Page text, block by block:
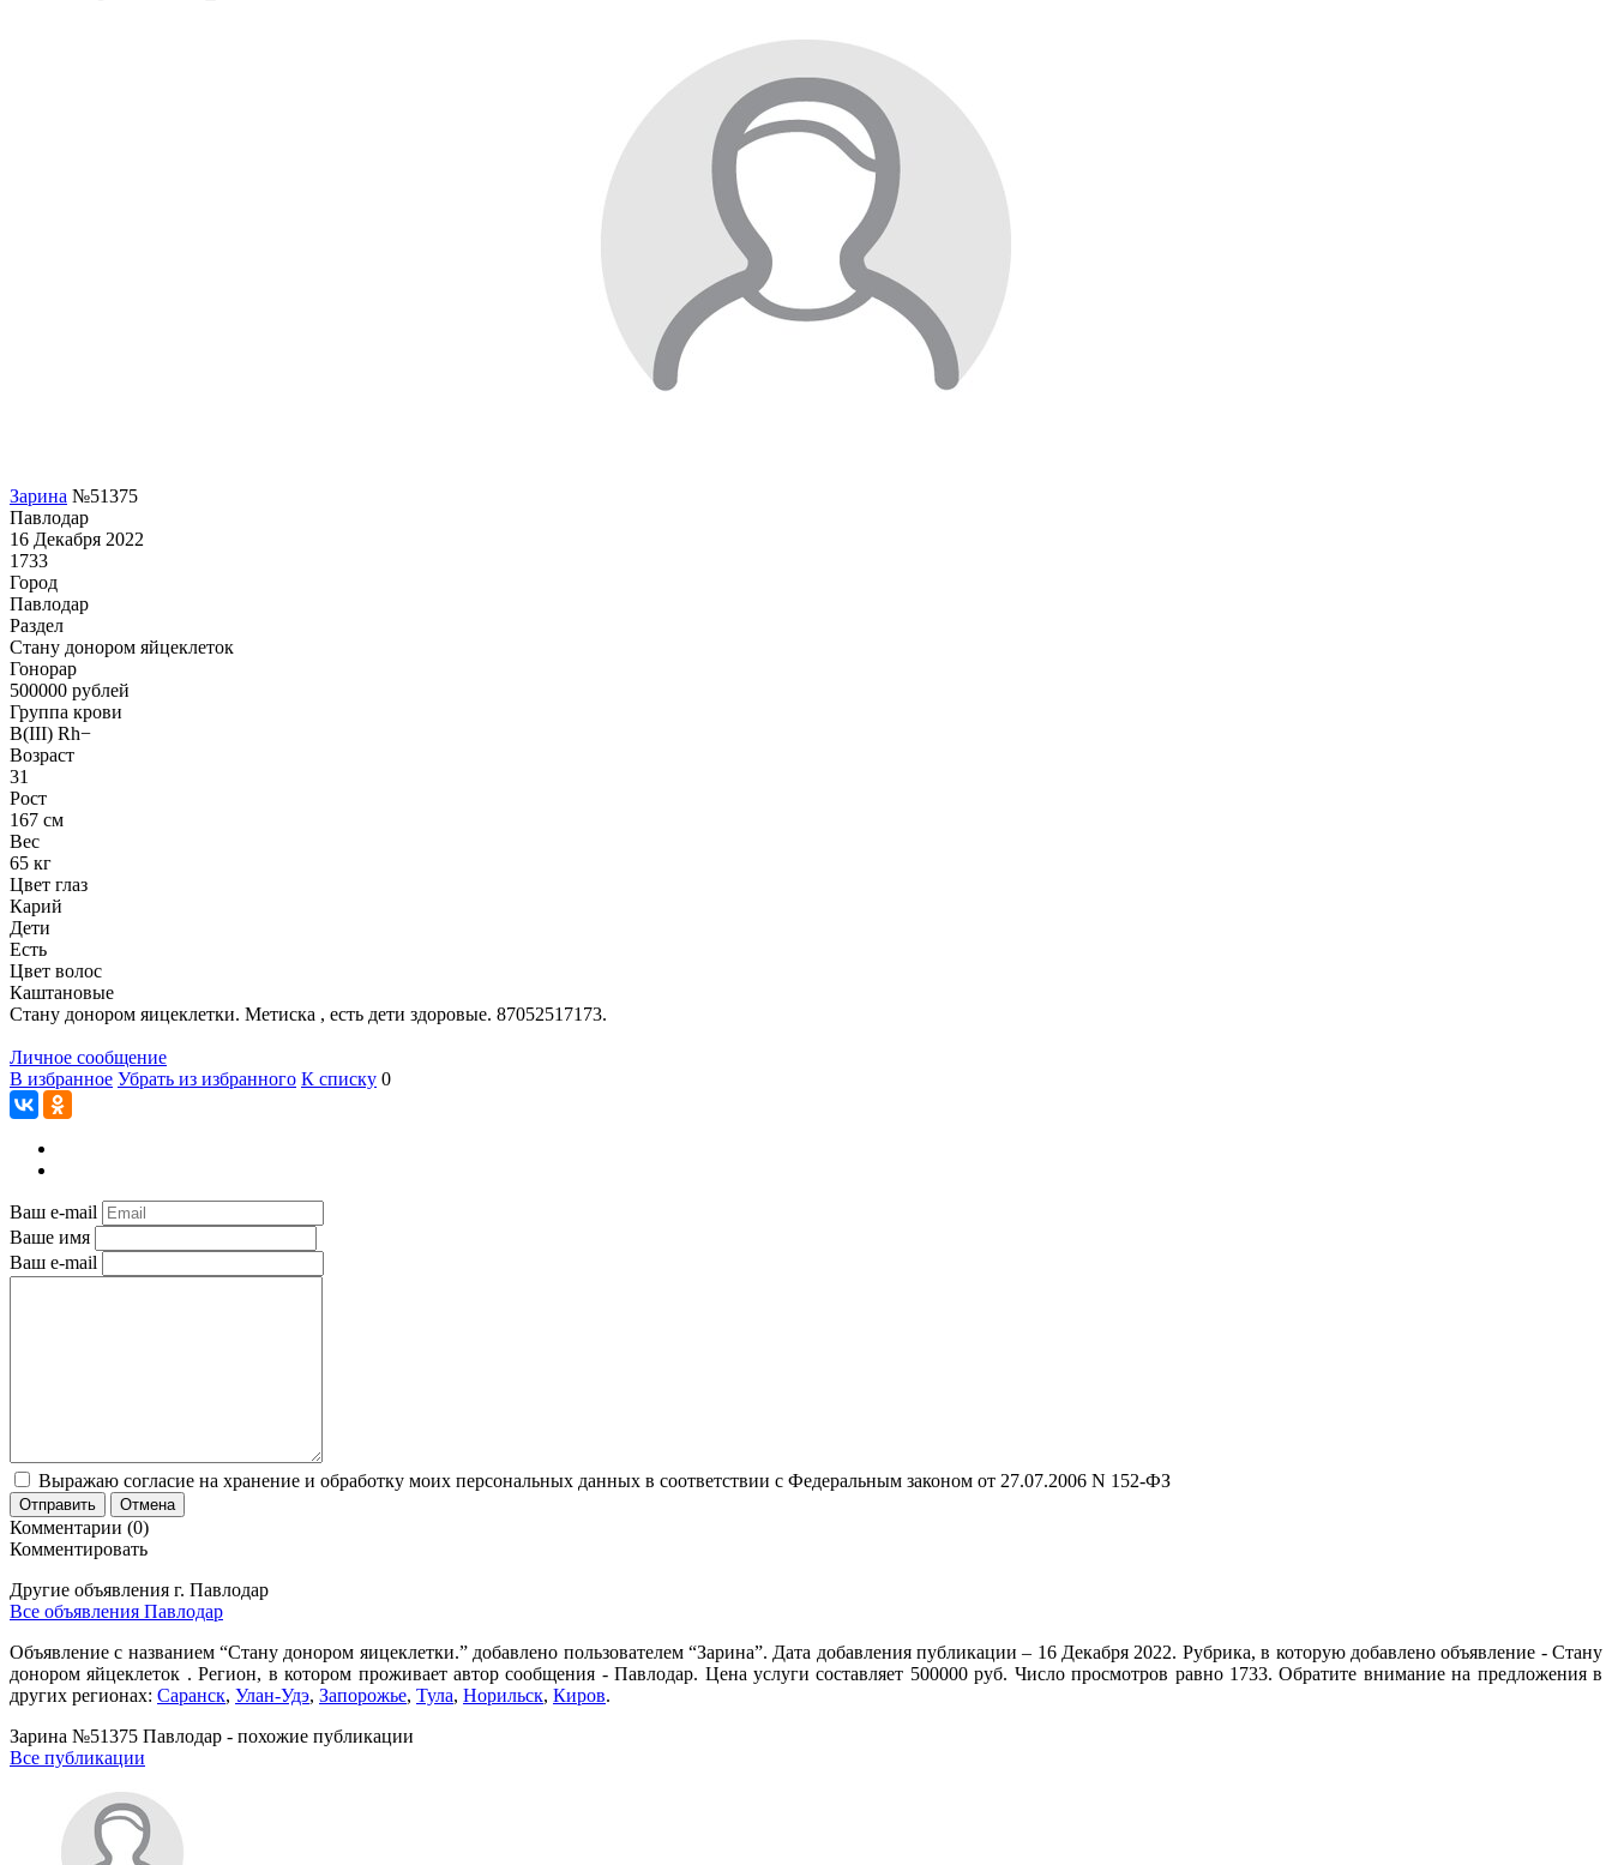
Зарина №51375
Павлодар
16 Декабря 2022
1733
Город
Павлодар
Раздел
Стану донором яйцеклеток
Гонoрар
500000 рублей
Группа крови
B(III) Rh−
Возраст
31
Рост
167 см
Вес
65 кг
Цвет глаз
Карий
Дети
Есть
Цвет волос
Каштановые
Стану донором яицеклетки. Метиска , есть дети здоровые. 87052517173.
Личное сообщение
В избранное Убрать из избранного К списку 0
Ваш e-mail
Ваше имя
Ваш e-mail
Выражаю согласие на хранение и обработку моих персональных данных в соответствии с Федеральным законом от 27.07.2006 N 152-ФЗ
Отправить Отмена
Комментарии (0)
Комментировать
Другие объявления г. Павлодар
Все объявления Павлодар
Объявление с названием “Стану донором яицеклетки.” добавлено пользователем “Зарина”. Дата добавления публикации – 16 Декабря 2022. Рубрика, в которую добавлено объявление - Стану
донором яйцеклеток . Регион, в котором проживает автор сообщения - Павлодар. Цена услуги составляет 500000 руб. Число просмотров равно 1733. Обратите внимание на предложения в
других регионах: Саранск, Улан-Удэ, Запорожье, Тула, Норильск, Киров.
Зарина №51375 Павлодар - похожие публикации
Все публикации